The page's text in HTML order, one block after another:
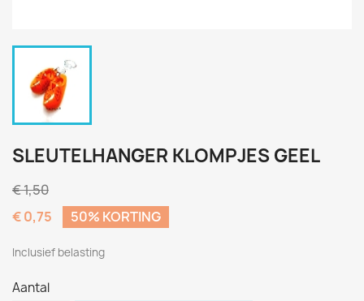
SLEUTELHANGER KLOMPJES GEEL
€ 1,50
€ 0,75
50% KORTING
Inclusief belasting
Aantal